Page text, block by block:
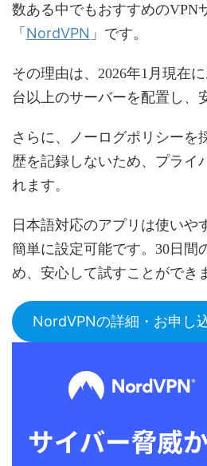
数ある中でもおすすめのVPN
「 NordVPN 」です。
その理由は、2026年1月現在
台以上のサーバーを配置し、
さらに、ノーログポリシーを
歴を記録しないため、プライ
れます。
日本語対応のアプリは使いや
簡単に設定可能です。30日間
め、安心して試すことができ
NordVPNの詳細・お申し